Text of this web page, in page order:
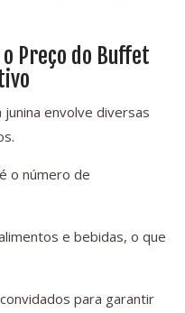
Preço do Buffet
envolve diversas
o número de
e bebidas, o que
para garantir